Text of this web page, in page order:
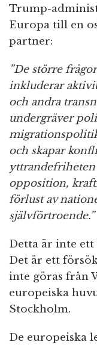
Trump-
Europa till en
partner:
”De större
inkluderar
och andra
undergräver
och skapar
opposition,
förlust av
självförtroende.”
Detta är inte
Det är ett
inte göras från
europeiska
Stockholm.
De europeiska